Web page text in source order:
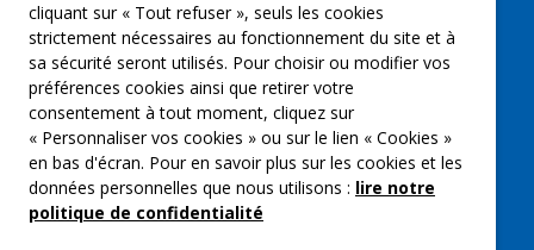
C’moi le chef
Actualités
Contactez nous
Mentions légales
Gestion des cookies
cliquant sur « Tout refuser », seuls les cookies
strictement nécessaires au fonctionnement du site et à
sa sécurité seront utilisés. Pour choisir ou modifier vos
préférences cookies ainsi que retirer votre
consentement à tout moment, cliquez sur
« Personnaliser vos cookies » ou sur le lien « Cookies »
en bas d'écran. Pour en savoir plus sur les cookies et les
données personnelles que nous utilisons : lire notre
politique de confidentialité